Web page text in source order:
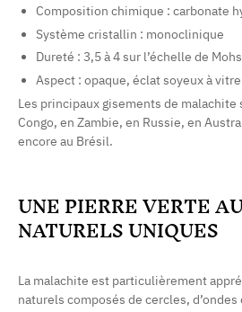
Composition chimique : carbonate
Système cristallin : monoclinique
Dureté : 3,5 à 4 sur l’échelle de Mohs
Aspect : opaque, éclat soyeux à
Les principaux gisements de
Congo, en Zambie, en Russie, en
encore au Brésil.
UNE PIERRE VERTE
NATURELS UNIQUES
La malachite est particulièrement
naturels composés de cercles,